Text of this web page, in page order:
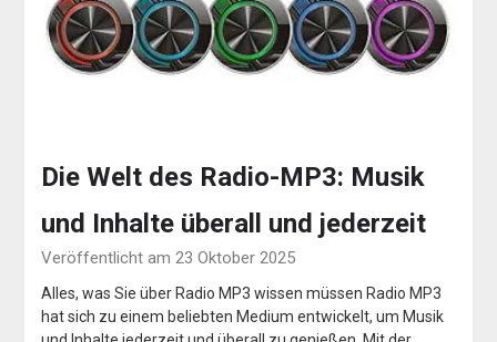
Die Welt des Radio-MP3: Musik
und Inhalte überall und jederzeit
Veröffentlicht am 23 Oktober 2025
Alles, was Sie über Radio MP3 wissen müssen Radio MP3
hat sich zu einem beliebten Medium entwickelt, um Musik